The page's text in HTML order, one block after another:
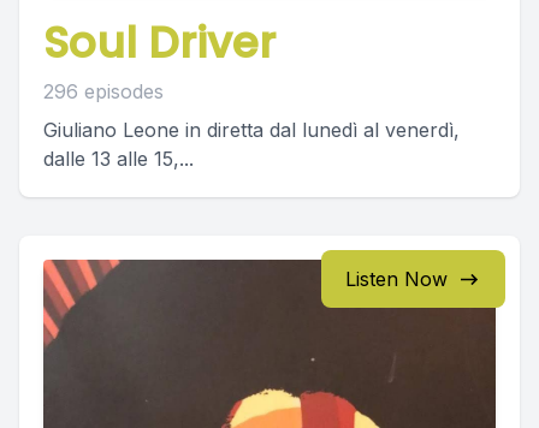
Soul Driver
296 episodes
Giuliano Leone in diretta dal lunedì al venerdì,
dalle 13 alle 15,...
Listen Now